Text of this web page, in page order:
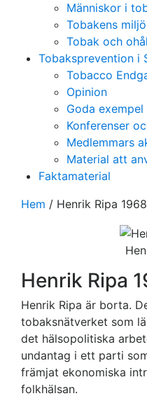
Människor i
Tobakens
Tobak och
Tobaksprevention i
Tobacco
Opinion
Goda exempel
Konferenser
Medlemmars
Material att
Faktamaterial
Hem / Henrik Ripa
Henrik Ripa
Henrik Ripa är borta.
tobaksnätverket som
det hälsopolitiska
undantag i ett parti
främjat ekonomiska
folkhälsan.